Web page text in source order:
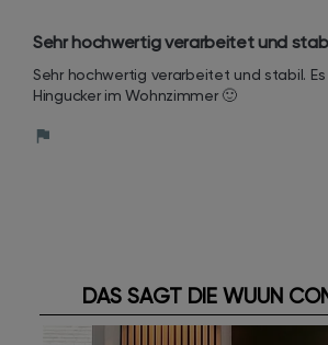
Sehr hochwertig verarbeitet und
Sehr hochwertig verarbeitet und stabil.
Hingucker im Wohnzimmer 🙂
DAS SAGT DIE WUUN